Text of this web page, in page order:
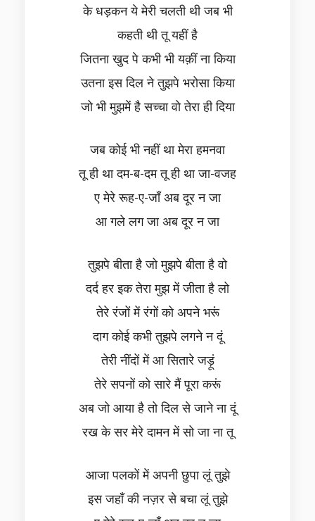
के धड़कन ये मेरी चलती थी जब भी
कहती थी तू यहीं है
जितना खुद पे कभी भी यक़ीं ना किया
उतना इस दिल ने तुझपे भरोसा किया
जो भी मुझमें है सच्चा वो तेरा ही दिया
जब कोई भी नहीं था मेरा हमनवा
तू ही था दम-ब-दम तू ही था जा-वजह
ए मेरे रूह-ए-जाँ अब दूर न जा
आ गले लग जा अब दूर न जा
तुझपे बीता है जो मुझपे बीता है वो
दर्द हर इक तेरा मुझ में जीता है लो
तेरे रंजों में रंगों को अपने भरूं
दाग कोई कभी तुझपे लगने न दूं
तेरी नींदों में आ सितारे जड़ूं
तेरे सपनों को सारे मैं पूरा करूं
अब जो आया है तो दिल से जाने ना दूं
रख के सर मेरे दामन में सो जा ना तू
आजा पलकों में अपनी छुपा लूं तुझे
इस जहाँ की नज़र से बचा लूं तुझे